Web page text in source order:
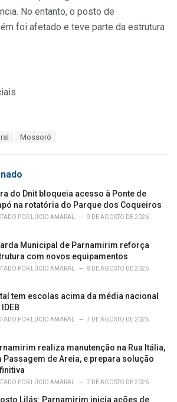
No entanto, o posto de
foi afetado e teve parte da estrutura
Mossoró
do Dnit bloqueia acesso à Ponte de
na rotatória do Parque dos Coqueiros
POR LÚCIO AMARAL 9 DE AGOSTO DE 2026
Municipal de Parnamirim reforça
com novos equipamentos
POR LÚCIO AMARAL 8 DE AGOSTO DE 2026
tem escolas acima da média nacional
POR LÚCIO AMARAL 7 DE AGOSTO DE 2026
realiza manutenção na Rua Itália,
Passagem de Areia, e prepara solução
POR LÚCIO AMARAL 7 DE AGOSTO DE 2026
Lilás: Parnamirim inicia ações de